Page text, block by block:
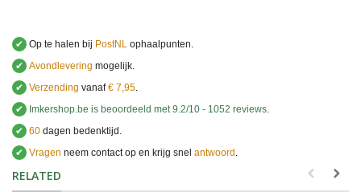
✔ Op te halen bij PostNL ophaalpunten.
✔ Avondlevering mogelijk.
✔ Verzending vanaf€ 7,95
✔
Imkershop.be is beoordeeld met 9.2/10 - 1052 reviews
✔ 60 dagen bedenktijd.
✔ Vragen neem contact op en krijg snel antwoord
RELATED